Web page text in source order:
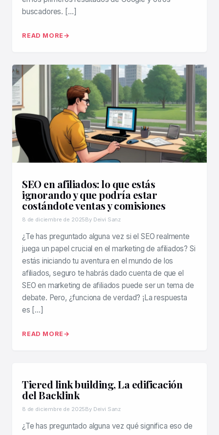
buscadores. […]
READ MORE
SEO en afiliados: lo que estás
ignorando y que podría estar
costándote ventas y comisiones
8 de diciembre de 2025By Deivi Sanz
¿Te has preguntado alguna vez si el SEO realmente
juega un papel crucial en el marketing de afiliados? Si
estás iniciando tu aventura en el mundo de los
afiliados, seguro te habrás dado cuenta de que el
SEO en marketing de afiliados puede ser un tema de
debate. Pero, ¿funciona de verdad? ¡La respuesta
es […]
READ MORE
Tiered link building, La edificación
del Backlink
8 de diciembre de 2025By Deivi Sanz
¿Te has preguntado alguna vez qué significa eso de